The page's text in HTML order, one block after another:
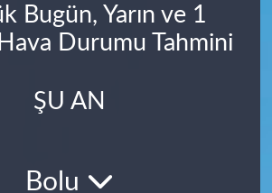
Bugün, Yarın ve 1
Durumu Tahmini
ŞU AN
Bolu
Durumu ve Fikstür